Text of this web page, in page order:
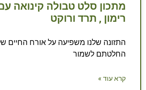
מתכון סלט טבולה קינואה עם
רימון , תרד ורוקט
התזונה שלנו משפיעה על אורח החיים
החלטתם לשמור
קרא עוד »